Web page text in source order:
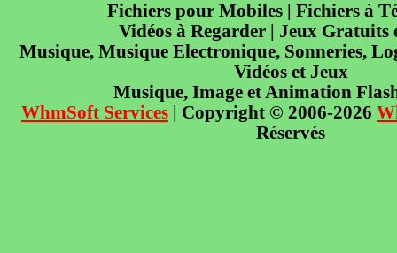
Fichiers pour Mobiles | Fichiers à
Vidéos à Regarder | Jeux Gratuits
Musique, Musique Electronique, Sonneries,
Vidéos et Jeux
Musique, Image et Animation
WhmSoft Services | Copyright © 2006-2026
Réservés